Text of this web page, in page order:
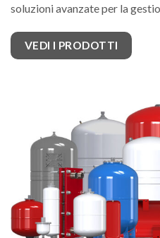
soluzioni avanzate per la
VEDI I PRODOTTI